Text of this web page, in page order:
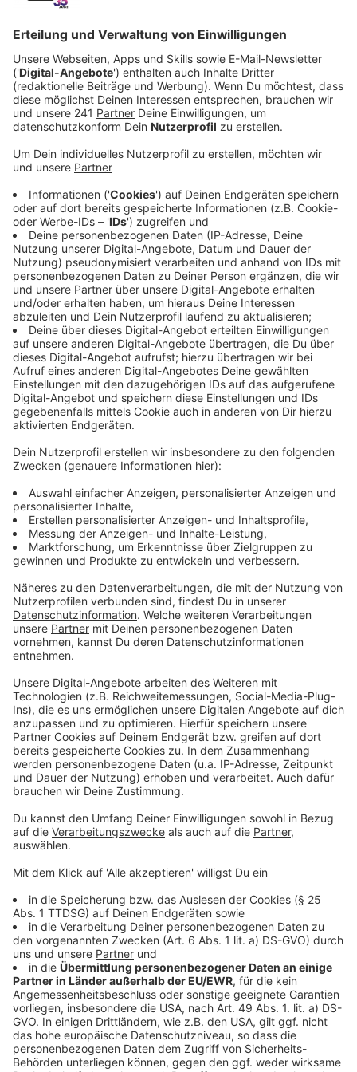
wo der Anrufer gerade ist. Feuerwehr und
Veröffentlicht:Dienstag, 12.05.2026 14:04
Anzeige
Wo sind Sie gerade? Wenn man die 110, wählt, ist das
eine der wichtigen Fragen, die die Polizei stellt. Wer
das nicht genau sagen kann, soll jetzt trotzdem
schnell Hilfe bekommen – dank eines neuen Projekts.
Die Polizei darf ab sofort auf eine besondere Technik
von Smartphones zurückgreifen. Sobald man damit die
110 wählt, schickt das Handy Standortdaten an die
Polizei. Die kann die Daten abrufen und Einsatzkräfte
direkt zum richtigen Ort schicken.
Anzeige
Feuerwehr nutzt diese Technik schon länger
Anzeige
Das ist aber nur in bestimmten Fällen erlaubt: wenn es
um eine Gefahr für Leib und Leben geht oder wenn
man ein Verbrechen beobachtet. Unsere Feuerwehr
darf diese Technik schon etwas länger nutzen. Sie
sagt, das hilft vor allem bei Notfällen abseits von
wichtig, dass Anrufer Infos zu ihrem Standort geben,
damit die Einsatzkräfte schnell an den Einsatzort
kommen können.
Anzeige
Weitere Meldungen aus Leverkusen
Anzeige
Unzureichende Dokumentation: Teststellenbetreiberin
muss Millionen zurückzahlen
Haftstrafe für Betreiber von Corona-Testzentren in
Leverkusen
Nachfrage nach Leverkusener Wohnungen hoch
Anzeige
Anzeige